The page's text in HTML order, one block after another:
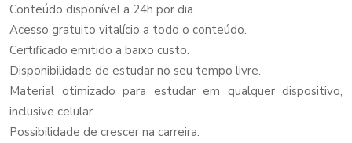
Conteúdo disponível a 24h por dia.
Acesso gratuito vitalício a todo o conteúdo.
Certificado emitido a baixo custo.
Disponibilidade de estudar no seu tempo livre.
Material otimizado para estudar em qualquer dispositivo,
inclusive celular.
Possibilidade de crescer na carreira.